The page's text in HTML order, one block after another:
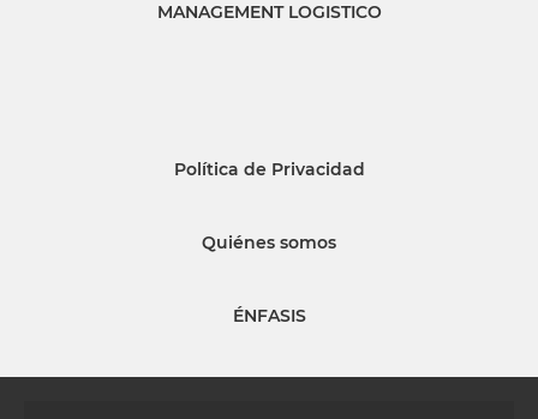
MANAGEMENT LOGISTICO
Política de Privacidad
Quiénes somos
ÉNFASIS